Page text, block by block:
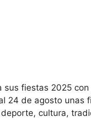
sus fiestas 2025
24 de agosto unas
cultura,